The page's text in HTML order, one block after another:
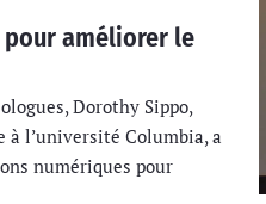
améliorer le
Dorothy Sippo,
l’université Columbia, a
numériques pour